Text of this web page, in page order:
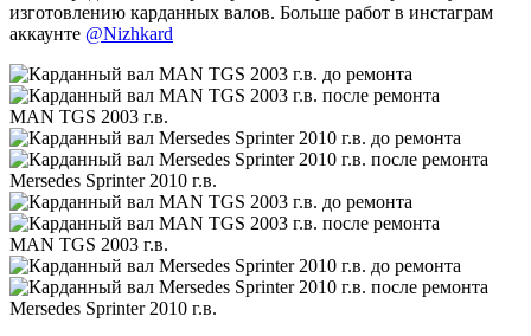
изготовлению карданных валов. Больше работ в инстаграм
аккаунте @Nizhkard
MAN TGS 2003 г.в.
Mersedes Sprinter 2010 г.в.
MAN TGS 2003 г.в.
Mersedes Sprinter 2010 г.в.